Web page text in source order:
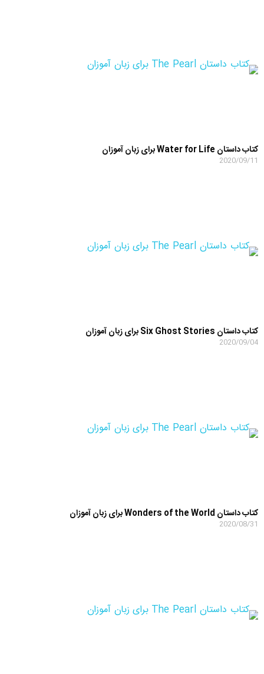
کتاب داستان Water for Life برای زبان آموزان
2020/09/11
کتاب داستان Six Ghost Stories برای زبان آموزان
2020/09/04
کتاب داستان Wonders of the World برای زبان آموزان
2020/08/31